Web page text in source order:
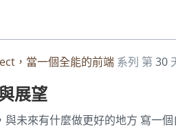
，當一個全能的前端 系列 第30
展望
未來有什麼做更好的地方 寫一